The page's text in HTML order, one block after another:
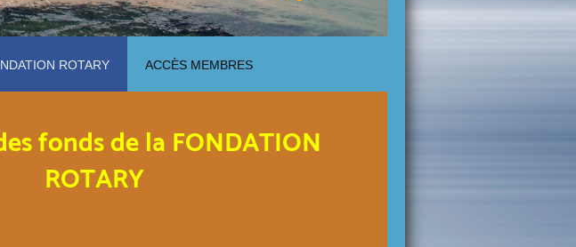
ROTARY ACCÈS MEMBRES
fonds de la FONDATION
ROTARY